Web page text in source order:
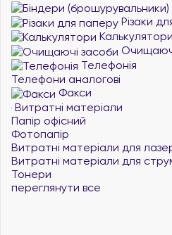
Різаки
Калькулятори
Телефонія
Телефони аналогові
Факси
Витратні матеріали
Папір офісний
Фотопапір
Витратні матеріали для
Витратні матеріали для
Тонери
переглянути все